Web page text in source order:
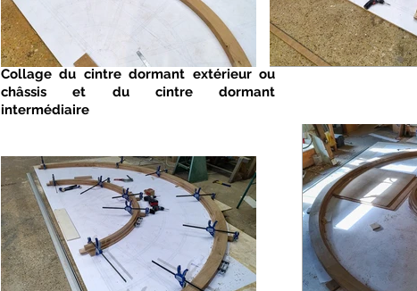
Collage du cintre dormant extérieur ou
châssis et du cintre dormant
intermédiaire